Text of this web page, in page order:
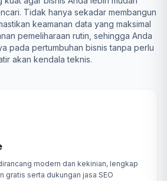
Tidak hanya sekadar membangun
keamanan data yang maksimal
pemeliharaan rutin, sehingga Anda
pada pertumbuhan bisnis tanpa perlu
akan kendala teknis.
modern dan kekinian, lengkap
gratis serta dukungan jasa SEO